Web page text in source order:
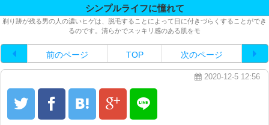
シンプルライフに憧れて
剃り跡が残る男の人の濃いヒゲは、脱毛することによって目に付きづらくすることができ
るのです。清らかでスッキリ感のある肌をモ
前のページ TOP 次のページ
2020-12-5 12:56